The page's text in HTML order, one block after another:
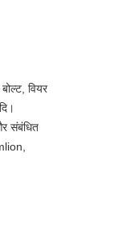
वियर
संबंधित